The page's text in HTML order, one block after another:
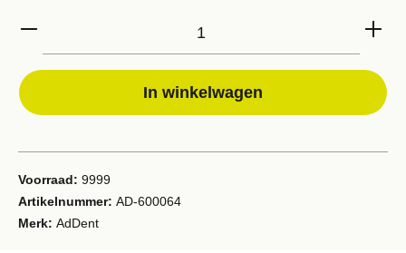
In winkelwagen
Voorraad: 9999
Artikelnummer: AD-600064
Merk: AdDent